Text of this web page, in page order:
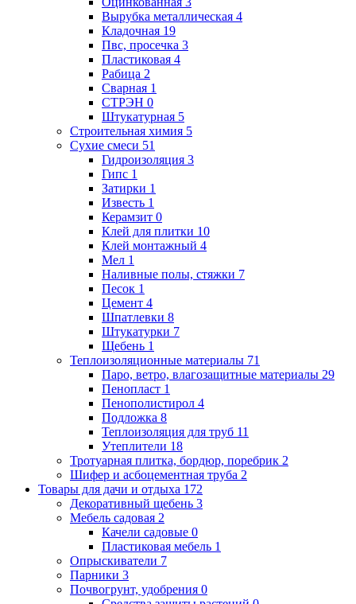
Вырубка металлическая 4
Кладочная 19
Пвс, просечка 3
Пластиковая 4
Рабица 2
Сварная 1
СТРЭН 0
Штукатурная 5
Строительная химия 5
Сухие смеси 51
Гидроизоляция 3
Гипс 1
Затирки 1
Известь 1
Керамзит 0
Клей для плитки 10
Клей монтажный 4
Мел 1
Наливные полы, стяжки 7
Песок 1
Цемент 4
Шпатлевки 8
Штукатурки 7
Щебень 1
Теплоизоляционные материалы 71
Паро, ветро, влагозащитные материалы 29
Пенопласт 1
Пенополистирол 4
Подложка 8
Теплоизоляция для труб 11
Утеплители 18
Тротуарная плитка, бордюр, поребрик 2
Шифер и асбоцементная труба 2
Товары для дачи и отдыха 172
Декоративный щебень 3
Мебель садовая 2
Качели садовые 0
Пластиковая мебель 1
Опрыскиватели 7
Парники 3
Почвогрунт, удобрения 0